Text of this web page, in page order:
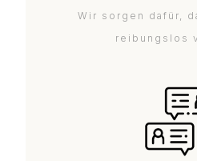
Wir sorgen dafür,
reibungslos